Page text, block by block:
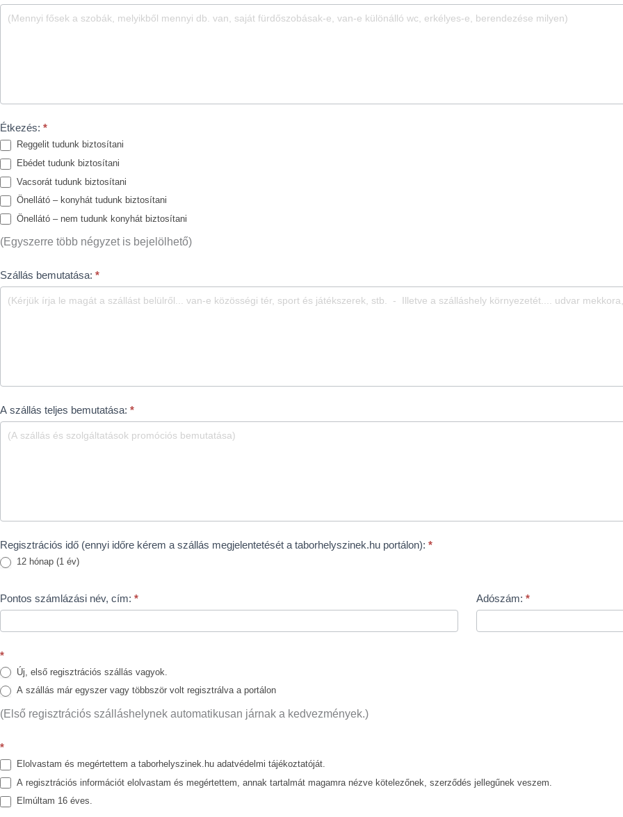
Étkezés: *
Reggelit tudunk biztosítani
Ebédet tudunk biztosítani
Vacsorát tudunk biztosítani
Önellátó – konyhát tudunk biztosítani
Önellátó – nem tudunk konyhát biztosítani
(Egyszerre több négyzet is bejelölhető)
Szállás bemutatása: *
A szállás teljes bemutatása: *
Regisztrációs idő (ennyi időre kérem a szállás megjelentetését a taborhelyszinek.hu portálon): *
12 hónap (1 év)
Pontos számlázási név, cím: * Adószám:*
*
Új, első regisztrációs szállás vagyok.
A szállás már egyszer vagy többször volt regisztrálva a portálon
(Első regisztrációs szálláshelynek automatikusan járnak a kedvezmények.)
*
Elolvastam és megértettem a taborhelyszinek.hu adatvédelmi tájékoztatóját.
A regisztrációs információt elolvastam és megértettem, annak tartalmát magamra nézve kötelezőnek, szerződés jellegűnek veszem.
Elmúltam 16 éves.